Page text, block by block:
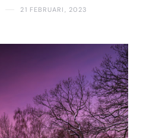
21 FEBRUARI, 2023